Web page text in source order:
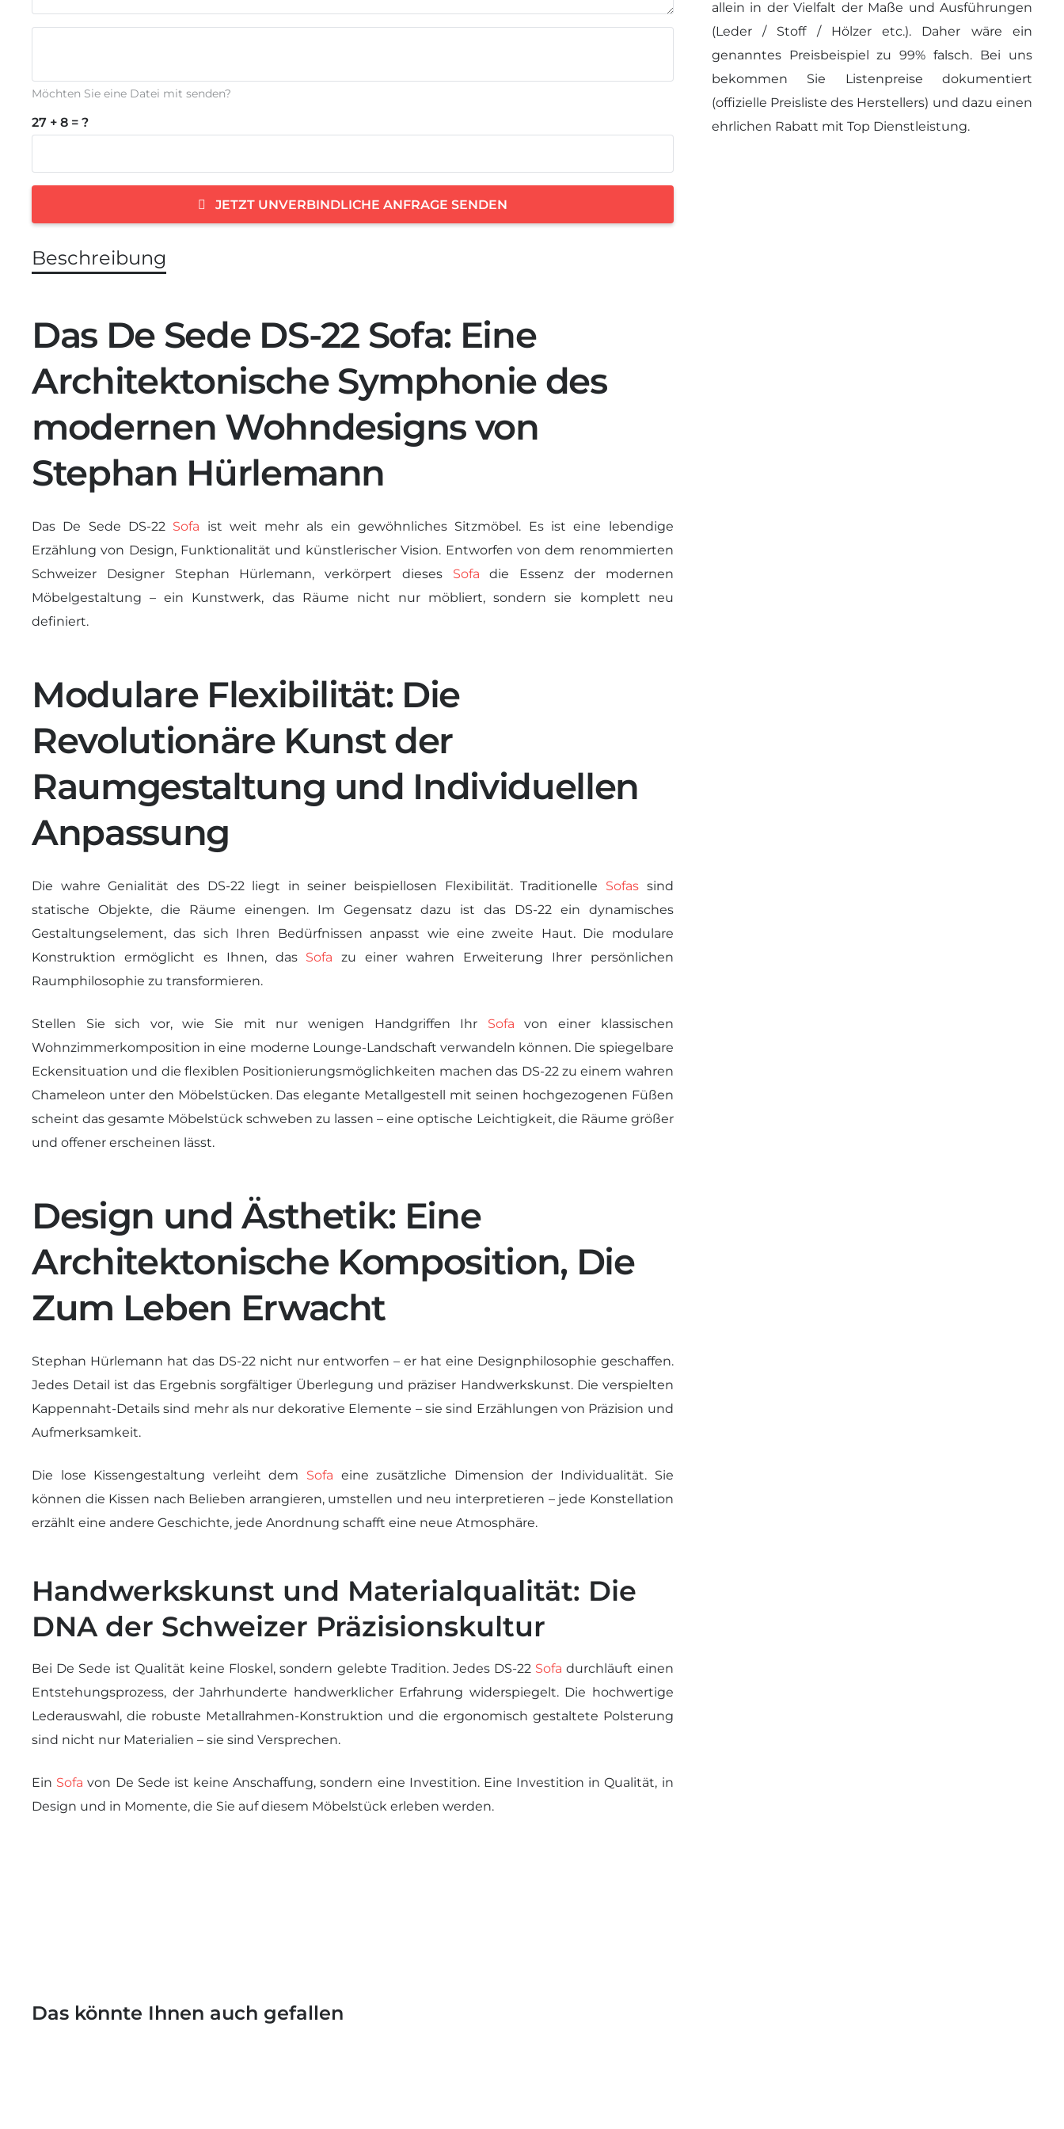
Möchten Sie eine Datei mit senden?
27 + 8 = ?
JETZT UNVERBINDLICHE ANFRAGE SENDEN
Beschreibung
Das De Sede DS-22 Sofa: Eine
Architektonische Symphonie des
modernen Wohndesigns von
Stephan Hürlemann
Das De Sede DS-22 Sofa ist weit mehr als ein gewöhnliches Sitzmöbel. Es ist eine lebendige
Erzählung von Design, Funktionalität und künstlerischer Vision. Entworfen von dem renommierten
Schweizer Designer Stephan Hürlemann, verkörpert dieses Sofa die Essenz der modernen
Möbelgestaltung – ein Kunstwerk, das Räume nicht nur möbliert, sondern sie komplett neu
definiert.
Modulare Flexibilität: Die
Revolutionäre Kunst der
Raumgestaltung und Individuellen
Anpassung
Die wahre Genialität des DS-22 liegt in seiner beispiellosen Flexibilität. Traditionelle Sofas sind
statische Objekte, die Räume einengen. Im Gegensatz dazu ist das DS-22 ein dynamisches
Gestaltungselement, das sich Ihren Bedürfnissen anpasst wie eine zweite Haut. Die modulare
Konstruktion ermöglicht es Ihnen, das Sofa zu einer wahren Erweiterung Ihrer persönlichen
Raumphilosophie zu transformieren.
Stellen Sie sich vor, wie Sie mit nur wenigen Handgriffen Ihr Sofa von einer klassischen
Wohnzimmerkomposition in eine moderne Lounge-Landschaft verwandeln können. Die spiegelbare
Eckensituation und die flexiblen Positionierungsmöglichkeiten machen das DS-22 zu einem wahren
Chameleon unter den Möbelstücken. Das elegante Metallgestell mit seinen hochgezogenen Füßen
scheint das gesamte Möbelstück schweben zu lassen – eine optische Leichtigkeit, die Räume größer
und offener erscheinen lässt.
Design und Ästhetik: Eine
Architektonische Komposition, Die
Zum Leben Erwacht
Stephan Hürlemann hat das DS-22 nicht nur entworfen – er hat eine Designphilosophie geschaffen.
Jedes Detail ist das Ergebnis sorgfältiger Überlegung und präziser Handwerkskunst. Die verspielten
Kappennaht-Details sind mehr als nur dekorative Elemente – sie sind Erzählungen von Präzision und
Aufmerksamkeit.
Die lose Kissengestaltung verleiht dem Sofa eine zusätzliche Dimension der Individualität. Sie
können die Kissen nach Belieben arrangieren, umstellen und neu interpretieren – jede Konstellation
erzählt eine andere Geschichte, jede Anordnung schafft eine neue Atmosphäre.
Handwerkskunst und Materialqualität: Die
DNA der Schweizer Präzisionskultur
Bei De Sede ist Qualität keine Floskel, sondern gelebte Tradition. Jedes DS-22 Sofa durchläuft einen
Entstehungsprozess, der Jahrhunderte handwerklicher Erfahrung widerspiegelt. Die hochwertige
Lederauswahl, die robuste Metallrahmen-Konstruktion und die ergonomisch gestaltete Polsterung
sind nicht nur Materialien – sie sind Versprechen.
Ein Sofa von De Sede ist keine Anschaffung, sondern eine Investition. Eine Investition in Qualität, in
Design und in Momente, die Sie auf diesem Möbelstück erleben werden.
allein in der Vielfalt der Maße und Ausführungen
(Leder / Stoff / Hölzer etc.). Daher wäre ein
genanntes Preisbeispiel zu 99% falsch. Bei uns
bekommen Sie Listenpreise dokumentiert
(offizielle Preisliste des Herstellers) und dazu einen
ehrlichen Rabatt mit Top Dienstleistung.
Das könnte Ihnen auch gefallen